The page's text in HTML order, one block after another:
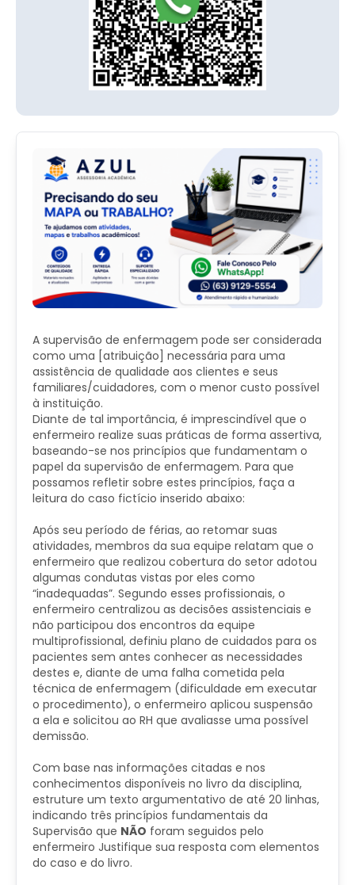
A supervisão de enfermagem pode ser considerada
como uma [atribuição] necessária para uma
assistência de qualidade aos clientes e seus
familiares/cuidadores, com o menor custo possível
à instituição.
Diante de tal importância, é imprescindível que o
enfermeiro realize suas práticas de forma assertiva,
baseando-se nos princípios que fundamentam o
papel da supervisão de enfermagem. Para que
possamos refletir sobre estes princípios, faça a
leitura do caso fictício inserido abaixo:
Após seu período de férias, ao retomar suas
atividades, membros da sua equipe relatam que o
enfermeiro que realizou cobertura do setor adotou
algumas condutas vistas por eles como
“inadequadas”. Segundo esses profissionais, o
enfermeiro centralizou as decisões assistenciais e
não participou dos encontros da equipe
multiprofissional, definiu plano de cuidados para os
pacientes sem antes conhecer as necessidades
destes e, diante de uma falha cometida pela
técnica de enfermagem (dificuldade em executar
o procedimento), o enfermeiro aplicou suspensão
a ela e solicitou ao RH que avaliasse uma possível
demissão.
Com base nas informações citadas e nos
conhecimentos disponíveis no livro da disciplina,
estruture um texto argumentativo de até 20 linhas,
indicando três princípios fundamentais da
Supervisão que NÃO foram seguidos pelo
enfermeiro Justifique sua resposta com elementos
do caso e do livro.